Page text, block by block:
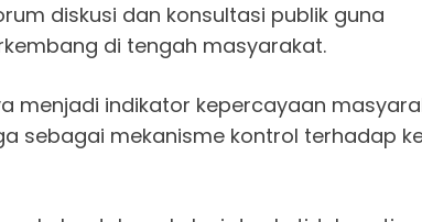
diskusi dan konsultasi publik guna
di tengah masyarakat.
menjadi indikator kepercayaan
sebagai mekanisme kontrol terhadap